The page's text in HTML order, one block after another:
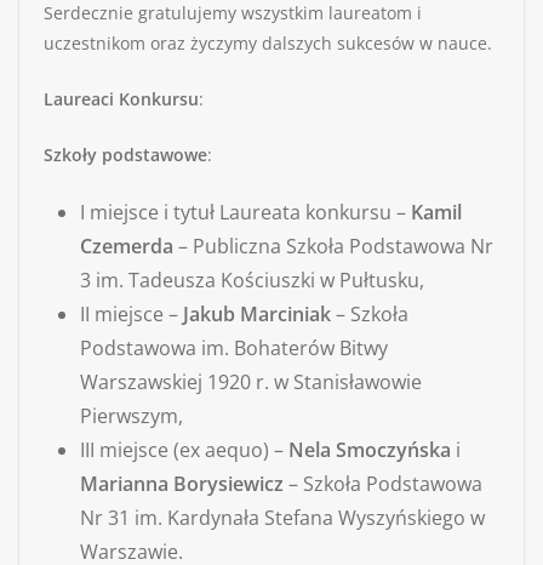
Serdecznie gratulujemy wszystkim laureatom i
uczestnikom oraz życzymy dalszych sukcesów w nauce.
Laureaci Konkursu:
Szkoły podstawowe:
I miejsce i tytuł Laureata konkursu – Kamil
Czemerda – Publiczna Szkoła Podstawowa Nr
3 im. Tadeusza Kościuszki w Pułtusku,
II miejsce – Jakub Marciniak– Szkoła
Podstawowa im. Bohaterów Bitwy
Warszawskiej 1920 r. w Stanisławowie
Pierwszym,
III miejsce (ex aequo) – Nela Smoczyńska i
Marianna Borysiewicz – Szkoła Podstawowa
Nr 31 im. Kardynała Stefana Wyszyńskiego w
Warszawie.